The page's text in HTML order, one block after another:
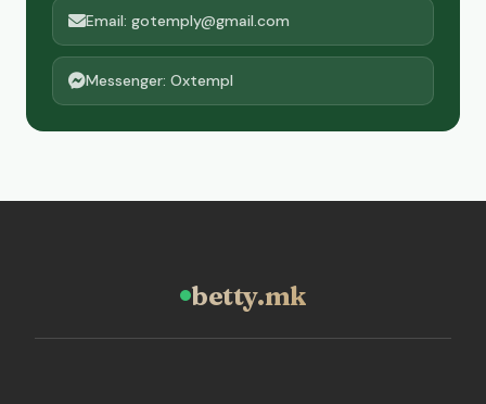
Email: gotemply@gmail.com
Messenger: Oxtempl
betty.mk